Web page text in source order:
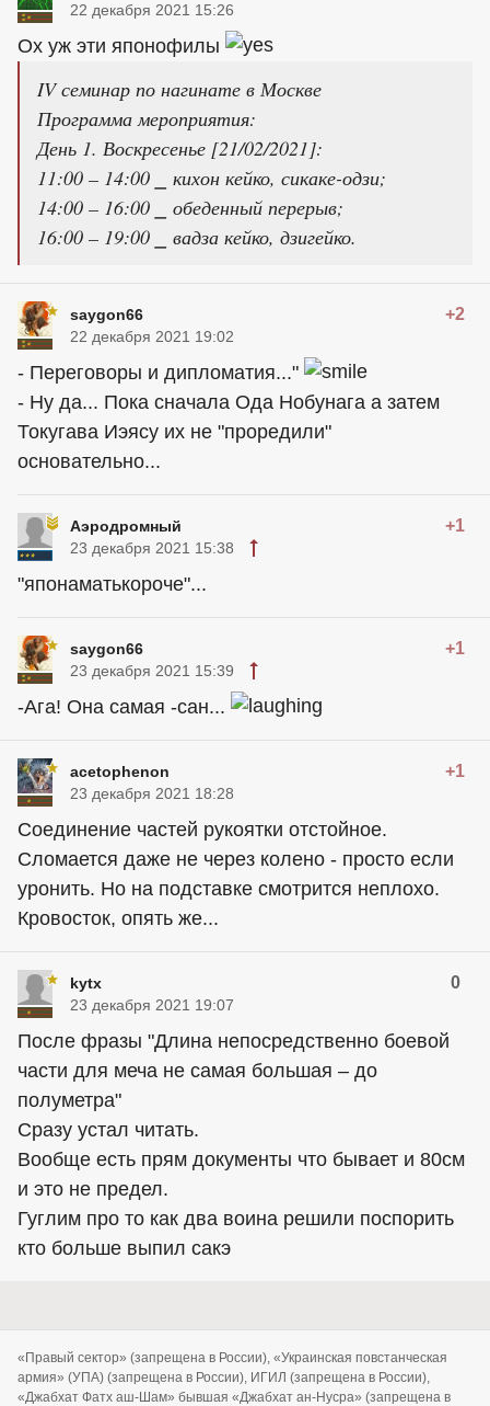
22 декабря 2021 15:26
Ох уж эти японофилы
IV семинар по нагинате в Москве
Программа мероприятия:
День 1. Воскресенье [21/02/2021]:
11:00 – 14:00 ⎯ кихон кейко, сикаке-одзи;
14:00 – 16:00 ⎯ обеденный перерыв;
16:00 – 19:00 ⎯ вадза кейко, дзигейко.
saygon66 +2
22 декабря 2021 19:02
- Переговоры и дипломатия..."
- Ну да... Пока сначала Ода Нобунага а затем
Токугава Иэясу их не "проредили"
основательно...
Аэродромный +1
23 декабря 2021 15:38
"японаматькороче"...
saygon66 +1
23 декабря 2021 15:39
-Ага! Она самая -сан...
acetophenon +1
23 декабря 2021 18:28
Соединение частей рукоятки отстойное.
Сломается даже не через колено - просто если
уронить. Но на подставке смотрится неплохо.
Кровосток, опять же...
kytx 0
23 декабря 2021 19:07
После фразы "Длина непосредственно боевой
части для меча не самая большая – до
полуметра"
Сразу устал читать.
Вообще есть прям документы что бывает и 80см
и это не предел.
Гуглим про то как два воина решили поспорить
кто больше выпил сакэ
«Правый сектор» (запрещена в России), «Украинская повстанческая
армия» (УПА) (запрещена в России), ИГИЛ (запрещена в России),
«Джабхат Фатх аш-Шам» бывшая «Джабхат ан-Нусра» (запрещена в